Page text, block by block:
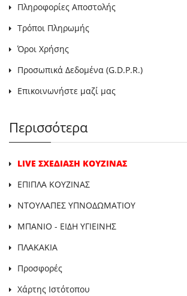
Πληροφορίες Αποστολής
Τρόποι Πληρωμής
Όροι Χρήσης
Προσωπικά Δεδομένα (G.D.P.R.)
Επικοινωνήστε μαζί μας
Περισσότερα
LIVE ΣΧΕΔΙΑΣΗ ΚΟΥΖΙΝΑΣ
ΕΠΙΠΛΑ ΚΟΥΖΙΝΑΣ
ΝΤΟΥΛΑΠΕΣ ΥΠΝΟΔΩΜΑΤΙΟΥ
ΜΠΑΝΙΟ - ΕΙΔΗ ΥΓΙΕΙΝΗΣ
ΠΛΑΚΑΚΙΑ
Προσφορές
Χάρτης Ιστότοπου